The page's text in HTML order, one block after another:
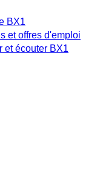
BX1
et offres d'emploi
et écouter BX1